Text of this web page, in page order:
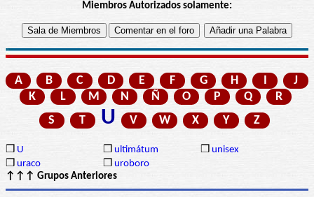
Miembros Autorizados solamente:
A B C D E F G H I
J
K
L M N Ñ O P Q
R
S
T U V W X Y Z
❒ U ❒ ultimátum ❒ unisex
❒ uraco ❒ uroboro
↑↑↑ Grupos Anteriores